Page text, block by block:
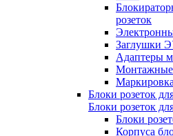
розеток
Заглушки
Адаптеры
Монтажные
Блоки розеток
Блоки розеток
Блоки
Корпуса